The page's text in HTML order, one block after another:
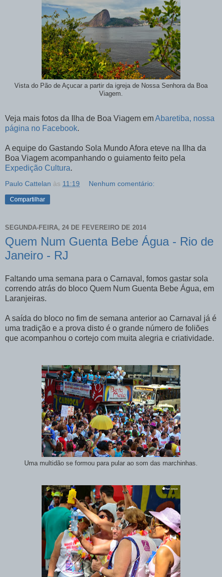
Vista do Pão de Açucar a partir da igreja de Nossa Senhora da Boa
Viagem.
Veja mais fotos da Ilha de Boa Viagem emAbaretiba, nossa
página no Facebook.
A equipe do Gastando Sola Mundo Afora eteve na Ilha da
Boa Viagem acompanhando o guiamento feito pela
Expedição Cultura.
Paulo Cattelan às 11:19 Nenhum comentário:
Compartilhar
SEGUNDA-FEIRA, 24 DE FEVEREIRO DE 2014
Quem Num Guenta Bebe Água - Rio de
Janeiro - RJ
Faltando uma semana para o Carnaval, fomos gastar sola
correndo atrás do bloco Quem Num Guenta Bebe Água, em
Laranjeiras.
A saída do bloco no fim de semana anterior ao Carnaval já é
uma tradição e a prova disto é o grande número de foliões
que acompanhou o cortejo com muita alegria e criatividade.
Uma multidão se formou para pular ao som das marchinhas.